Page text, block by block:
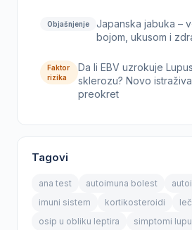
Objašnjenje
Japanska jabuka –
bojom, ukusom i
Faktor
rizika
Da li EBV uzrokuje
sklerozu? Novo
preokret
Tagovi
ana test autoimuna bolest
imuni sistem
kortikosteroidi
osip u obliku leptira
simptomi